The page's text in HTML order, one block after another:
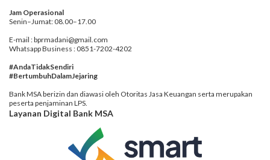
Jam Operasional
Senin–Jumat: 08.00–17.00
E-mail : bprmadani@gmail.com
Whatsapp Business : 0851-7202-4202
#AndaTidakSendiri
#BertumbuhDalamJejaring
Bank MSA berizin dan diawasi oleh Otoritas Jasa Keuangan serta merupakan
peserta penjaminan LPS.
Layanan Digital Bank MSA